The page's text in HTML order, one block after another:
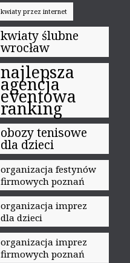
kwiaty przez internet
kwiaty ślubne
wrocław
najlepsza
agencja
eventowa
ranking
obozy tenisowe
dla dzieci
organizacja festynów
firmowych poznań
organizacja imprez
dla dzieci
organizacja imprez
firmowych poznań